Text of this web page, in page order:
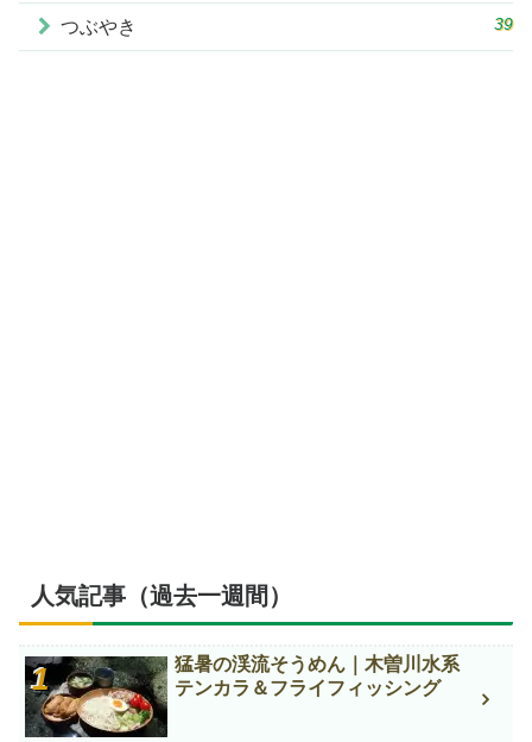
つぶやき 39
人気記事（過去一週間）
猛暑の渓流そうめん｜木曽川水系
テンカラ＆フライフィッシング